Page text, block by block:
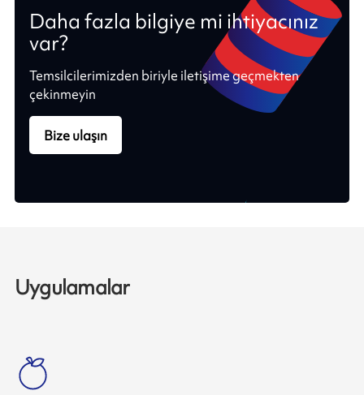
Daha fazla bilgiye mi ihtiyacınız
var?
Temsilcilerimizden biriyle iletişime geçmekten
çekinmeyin
Bize ulaşın
Uygulamalar